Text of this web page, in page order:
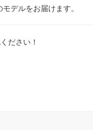
デルをお届けます。
ださい！